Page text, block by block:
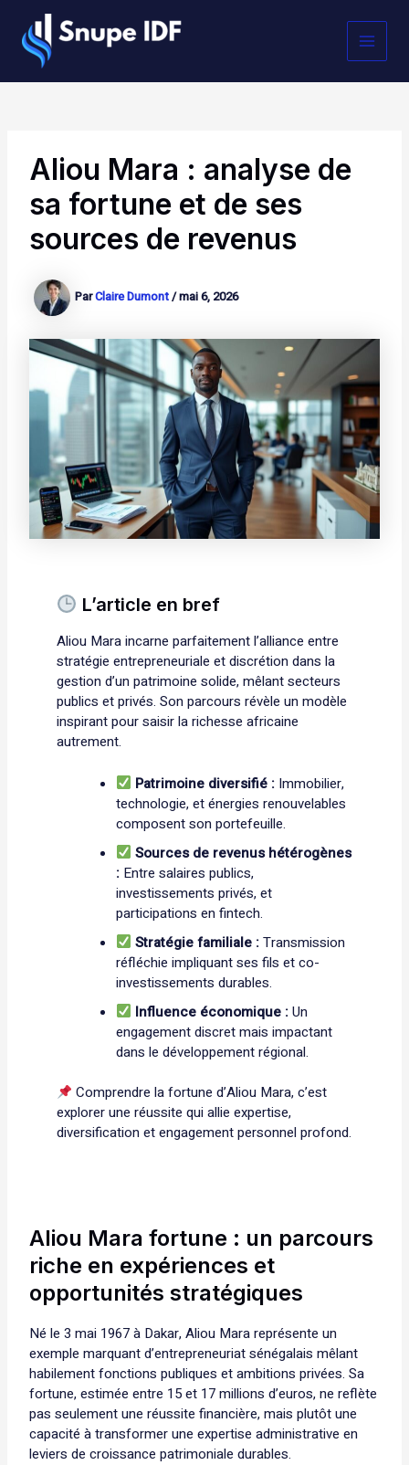
contenu
Aliou Mara : analyse de
sa fortune et de ses
sources de revenus
ParClaire Dumont/mai 6, 2026
L’article en bref
Aliou Mara incarne parfaitement l’alliance entre
stratégie entrepreneuriale et discrétion dans la
gestion d’un patrimoine solide, mêlant secteurs
publics et privés. Son parcours révèle un modèle
inspirant pour saisir la richesse africaine
autrement.
Patrimoine diversifié : Immobilier,
technologie, et énergies renouvelables
composent son portefeuille.
Sources de revenus hétérogènes
: Entre salaires publics,
investissements privés, et
participations en fintech.
Stratégie familiale :Transmission
réfléchie impliquant ses fils et co-
investissements durables.
Influence économique :Un
engagement discret mais impactant
dans le développement régional.
Comprendre la fortune d’Aliou Mara, c’est
explorer une réussite qui allie expertise,
diversification et engagement personnel profond.
Aliou Mara fortune : un parcours
riche en expériences et
opportunités stratégiques
Né le 3 mai 1967 à Dakar, Aliou Mara représente un
exemple marquant d’entrepreneuriat sénégalais mêlant
habilement fonctions publiques et ambitions privées. Sa
fortune, estimée entre 15 et 17 millions d’euros, ne reflète
pas seulement une réussite financière, mais plutôt une
capacité à transformer une expertise administrative en
leviers de croissance patrimoniale durables.